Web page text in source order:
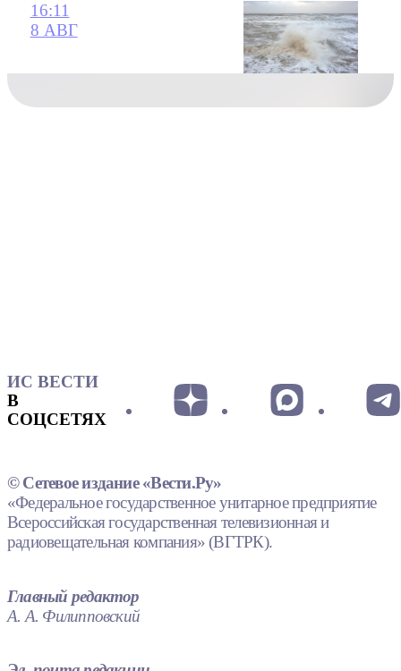
16:11
8 АВГ
ИС ВЕСТИ
В
СОЦСЕТЯХ
© Сетевое издание «Вести.Ру»
«Федеральное государственное унитарное предприятие
Всероссийская государственная телевизионная и
радиовещательная компания» (ВГТРК).
Главный редактор
А. А. Филипповский